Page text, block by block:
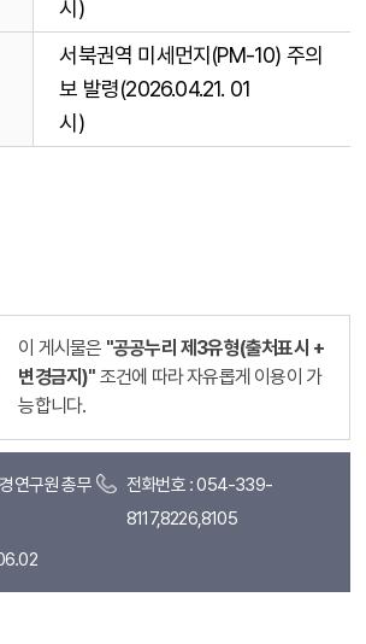
시)
서북권역 미세먼지(PM-10) 주의
보 발령(2026.04.21. 01
시)
이 게시물은 "공공누리 제3유형(출처표시 +
변경금지)" 조건에 따라 자유롭게 이용이 가
능합니다.
연구원 총무
전화번호 : 054-339-
8117,8226,8105